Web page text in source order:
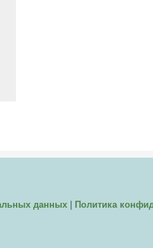
данных| Политика